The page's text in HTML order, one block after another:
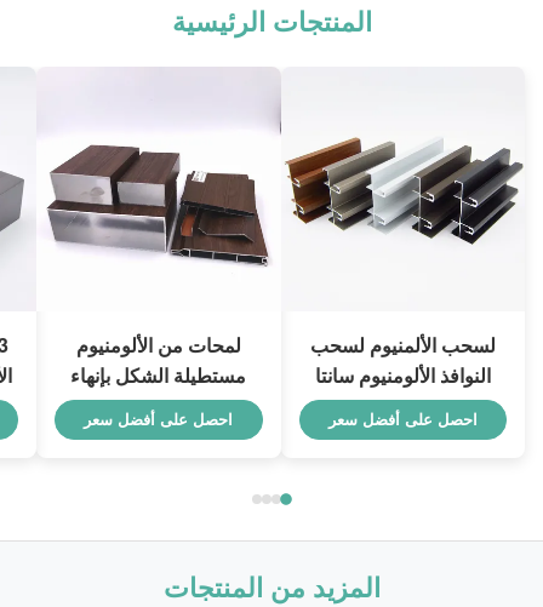
المنتجات الرئيسية
لسحب الألمنيوم لسحب
النوافذ الألومنيوم سانتا
كروز بوليفيا لمحات Alu
احصل على أفضل سعر
لمحات من الألومنيوم
مستطيلة الشكل بإنهاء
الخشب 4040 ملف بثق
ألومنيوم
احصل على أفضل سعر
المزيد من المنتجات